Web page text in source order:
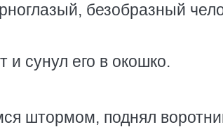
безобразный
сунул его в окошко.
штормом, поднял